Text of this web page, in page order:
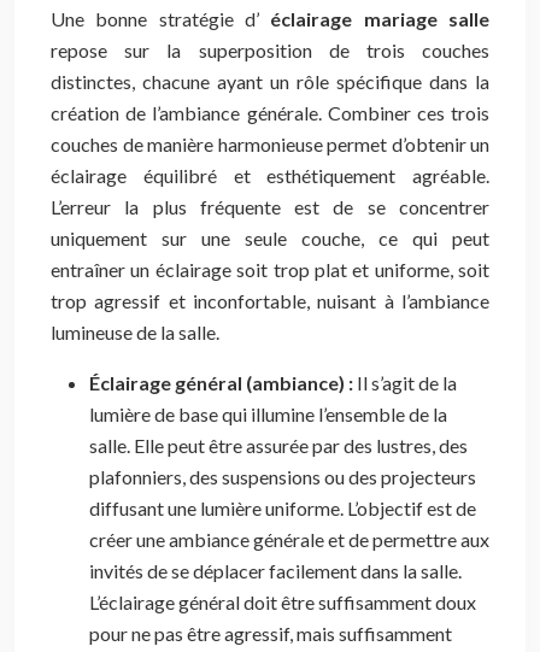
Une bonne stratégie d’ éclairage mariage salle
repose sur la superposition de trois couches
distinctes, chacune ayant un rôle spécifique dans la
création de l’ambiance générale. Combiner ces trois
couches de manière harmonieuse permet d’obtenir un
éclairage équilibré et esthétiquement agréable.
L’erreur la plus fréquente est de se concentrer
uniquement sur une seule couche, ce qui peut
entraîner un éclairage soit trop plat et uniforme, soit
trop agressif et inconfortable, nuisant à l’ambiance
lumineuse de la salle.
Éclairage général (ambiance) : Il s’agit de la
lumière de base qui illumine l’ensemble de la
salle. Elle peut être assurée par des lustres, des
plafonniers, des suspensions ou des projecteurs
diffusant une lumière uniforme. L’objectif est de
créer une ambiance générale et de permettre aux
invités de se déplacer facilement dans la salle.
L’éclairage général doit être suffisamment doux
pour ne pas être agressif, mais suffisamment